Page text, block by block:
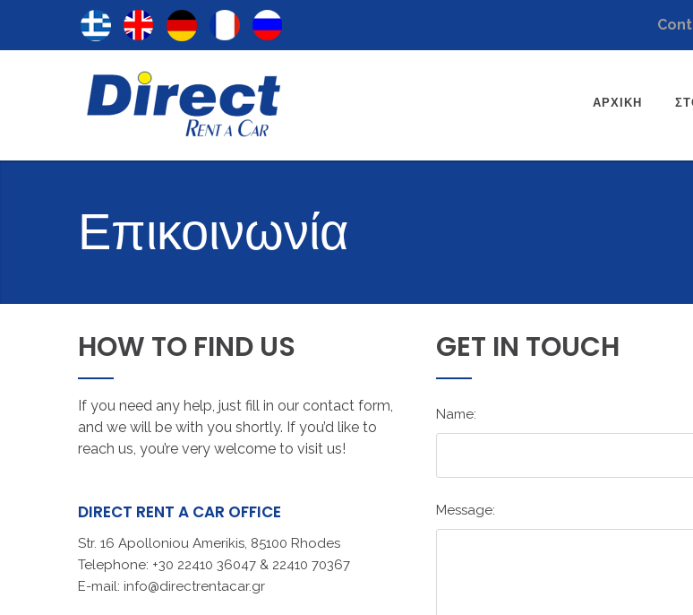
ΑΡΧΙΚΉ
Επικοινωνία
HOW TO FIND US
If you need any help, just fill in our contact form,
and we will be with you shortly. If you’d like to
reach us, you’re very welcome to visit us!
DIRECT RENT A CAR OFFICE
Str. 16 Apolloniou Amerikis, 85100 Rhodes
Telephone: +30 22410 36047 & 22410 70367
E-mail: info@directrentacar.gr
GET IN TOUCH
Name:
Message: